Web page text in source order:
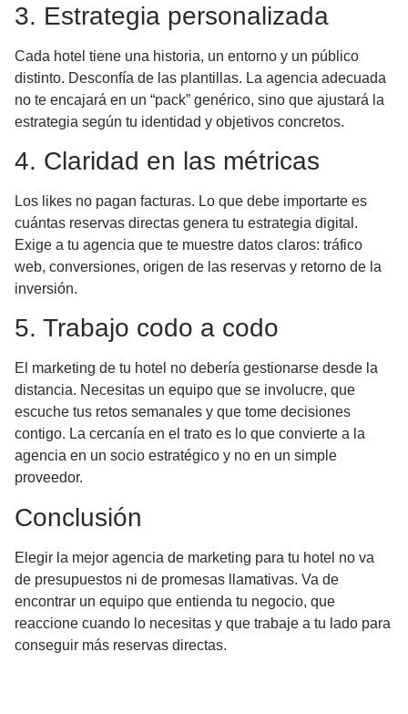
3. Estrategia personalizada
Cada hotel tiene una historia, un entorno y un público
distinto. Desconfía de las plantillas. La agencia adecuada
no te encajará en un “pack” genérico, sino que ajustará la
estrategia según tu identidad y objetivos concretos.
4. Claridad en las métricas
Los likes no pagan facturas. Lo que debe importarte es
cuántas reservas directas genera tu estrategia digital.
Exige a tu agencia que te muestre datos claros: tráfico
web, conversiones, origen de las reservas y retorno de la
inversión.
5. Trabajo codo a codo
El marketing de tu hotel no debería gestionarse desde la
distancia. Necesitas un equipo que se involucre, que
escuche tus retos semanales y que tome decisiones
contigo. La cercanía en el trato es lo que convierte a la
agencia en un socio estratégico y no en un simple
proveedor.
Conclusión
Elegir la mejor agencia de marketing para tu hotel no va
de presupuestos ni de promesas llamativas. Va de
encontrar un equipo que entienda tu negocio, que
reaccione cuando lo necesitas y que trabaje a tu lado para
conseguir más reservas directas.